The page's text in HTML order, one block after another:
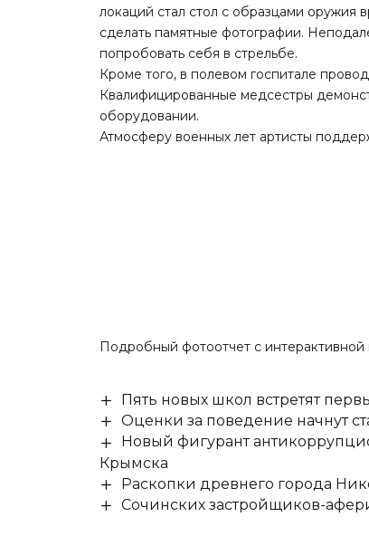
локаций стал стол с образцами оружия
сделать памятные фотографии.
попробовать себя в стрельбе.
Кроме того, в полевом госпитале
Квалифицированные медсестры
оборудовании.
Атмосферу военных лет артисты
Подробный фотоотчет с
Пять новых школ встретят
Оценки за поведение начнут
Новый фигурант
Крымска
Раскопки древнего города
Сочинских застройщиков-